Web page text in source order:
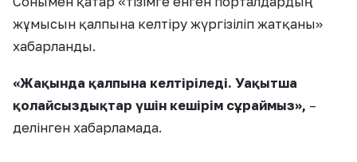
жұмысын қалпына келтіру жүргізіліп жатқаны»
хабарланды.
«Жақында қалпына келтіріледі. Уақытша
қолайсыздықтар үшін кешірім сұраймыз», –
делінген хабарламада.